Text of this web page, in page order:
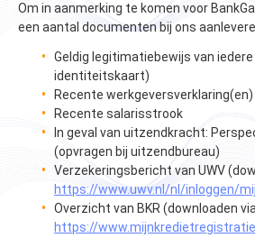
Om in aanmerking te komen voor
een aantal documenten bij ons
Geldig legitimatiebewijs van
identiteitskaart)
Recente werkgeversverklaring(en)
Recente salarisstrook
In geval van uitzendkracht:
(opvragen bij uitzendbureau)
Verzekeringsbericht van UWV
https://www.uwv.nl/nl/inloggen/
Overzicht van BKR (downloaden via
https://